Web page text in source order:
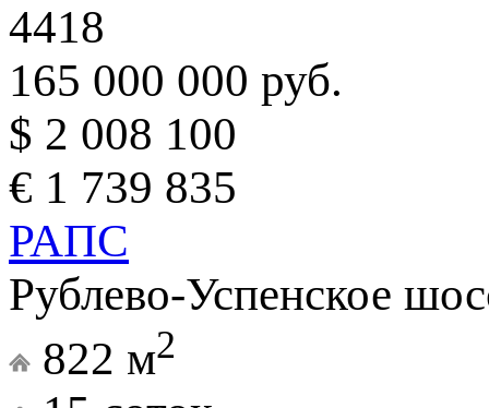
4418
165 000 000 руб.
$ 2 008 100
€ 1 739 835
РАПС
Рублево-Успенское
822 м2